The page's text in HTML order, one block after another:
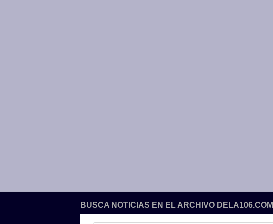
BUSCA NOTICIAS EN EL ARCHIVO DELA106.COM